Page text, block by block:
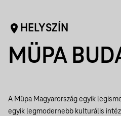
HELYSZÍN
MÜPA
A Müpa Magyarország egyik
egyik legmodernebb kulturális